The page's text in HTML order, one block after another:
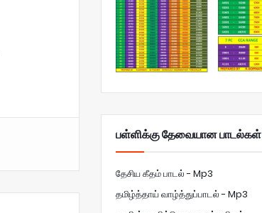
பள்ளிக்கு தேவையான பாடல்கள்
தேசிய கீதம் பாடல் - Mp3
தமிழ்த்தாய் வாழ்த்துப்பாடல் - Mp3